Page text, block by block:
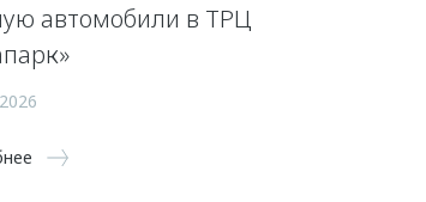
автомобили в ТРЦ